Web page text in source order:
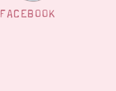
FACEBOOK